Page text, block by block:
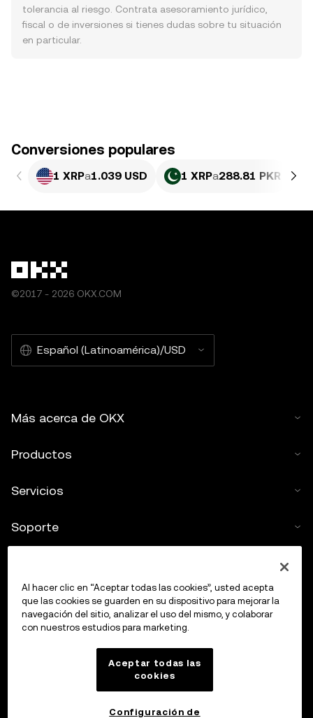
tolerancia al riesgo. Contrata asesoramiento jurídico,
fiscal o de inversiones si tienes dudas sobre tu situación
en particular.
Conversiones populares
1 XRPa1.039 USD 1 XRPa288.81 PKR
©2017 - 2026 OKX.COM
Español (Latinoamérica)/USD
Más acerca de OKX
Productos
Servicios
Soporte
Calculadora de criptomonedas
Al hacer clic en “Aceptar todas las cookies”, usted acepta
que las cookies se guarden en su dispositivo para mejorar la
navegación del sitio, analizar el uso del mismo, y colaborar
con nuestros estudios para marketing.
Aceptar todas las
cookies
Configuración de